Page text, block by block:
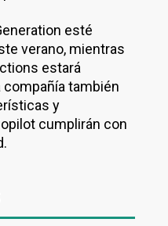
esté
verano, mientras
estará
compañía también
y
cumplirán con